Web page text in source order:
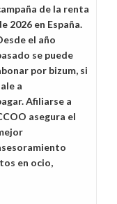
de la renta
2026 en España.
el año
se puede
por bizum, si
a
Afiliarse a
asegura el
en ocio,